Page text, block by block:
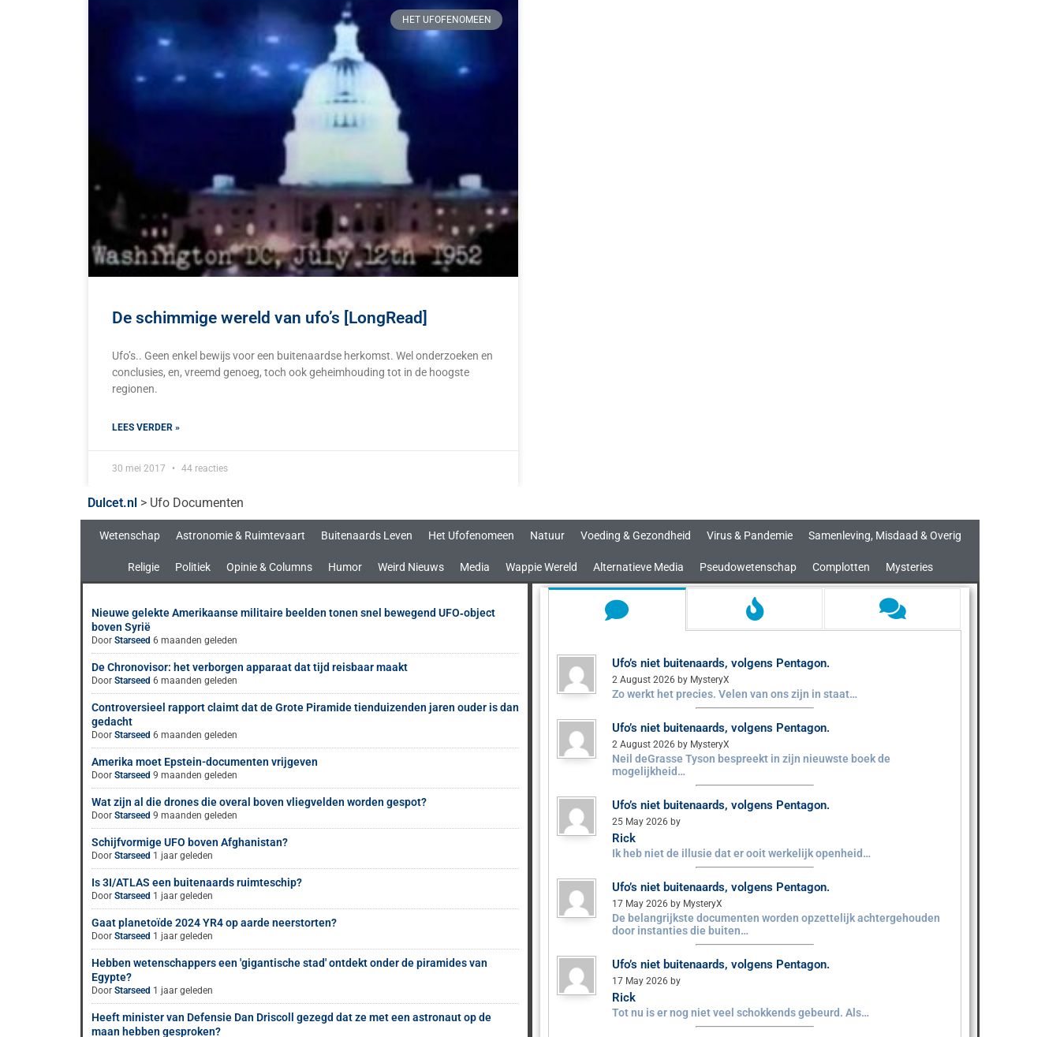
HET UFOFENOMEEN
De schimmige wereld van ufo’s [LongRead]
Ufo’s.. Geen enkel bewijs voor een buitenaardse herkomst. Wel onderzoeken en
conclusies, en, vreemd genoeg, toch ook geheimhouding tot in de hoogste
regionen.
LEES VERDER »
30 mei 2017 44 reacties
Dulcet.nl > Ufo Documenten
Wetenschap Astronomie & Ruimtevaart Buitenaards Leven Het Ufofenomeen Natuur Voeding & Gezondheid Virus & Pandemie Samenleving, Misdaad & Overig
Religie Politiek Opinie & Columns Humor Weird Nieuws Media Wappie Wereld Alternatieve Media Pseudowetenschap Complotten Mysteries
Nieuwe gelekte Amerikaanse militaire beelden tonen snel bewegend UFO‑object
boven Syrië
Door Starseed 6 maanden geleden
De Chronovisor: het verborgen apparaat dat tijd reisbaar maakt
Door Starseed 6 maanden geleden
Controversieel rapport claimt dat de Grote Piramide tienduizenden jaren ouder is dan
gedacht
Door Starseed 6 maanden geleden
Amerika moet Epstein-documenten vrijgeven
Door Starseed 9 maanden geleden
Wat zijn al die drones die overal boven vliegvelden worden gespot?
Door Starseed 9 maanden geleden
Schijfvormige UFO boven Afghanistan?
Door Starseed 1 jaar geleden
Is 3I/ATLAS een buitenaards ruimteschip?
Door Starseed 1 jaar geleden
Gaat planetoïde 2024 YR4 op aarde neerstorten?
Door Starseed 1 jaar geleden
Hebben wetenschappers een 'gigantische stad' ontdekt onder de piramides van
Egypte?
Door Starseed 1 jaar geleden
Heeft minister van Defensie Dan Driscoll gezegd dat ze met een astronaut op de
maan hebben gesproken?
Ufo’s niet buitenaards, volgens Pentagon.
2 August 2026 by MysteryX
Zo werkt het precies. Velen van ons zijn in staat…
Ufo’s niet buitenaards, volgens Pentagon.
2 August 2026 by MysteryX
Neil deGrasse Tyson bespreekt in zijn nieuwste boek de
mogelijkheid…
Ufo’s niet buitenaards, volgens Pentagon.
25 May 2026 by
Rick
Ik heb niet de illusie dat er ooit werkelijk openheid…
Ufo’s niet buitenaards, volgens Pentagon.
17 May 2026 by MysteryX
De belangrijkste documenten worden opzettelijk achtergehouden
door instanties die buiten…
Ufo’s niet buitenaards, volgens Pentagon.
17 May 2026 by
Rick
Tot nu is er nog niet veel schokkends gebeurd. Als…